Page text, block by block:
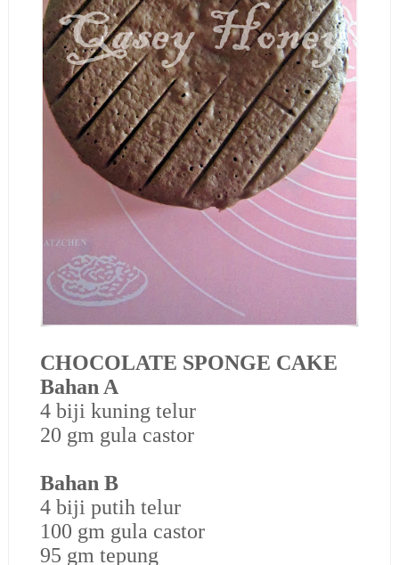
CHOCOLATE SPONGE CAKE
Bahan A
4 biji kuning telur
20 gm gula castor
Bahan B
4 biji putih telur
100 gm gula castor
95 gm tepung